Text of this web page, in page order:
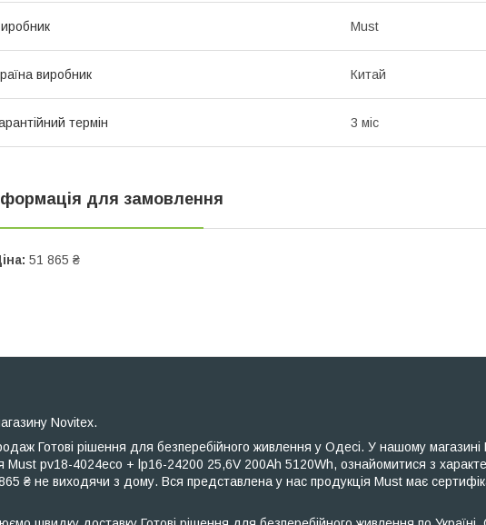
Must
виробник Китай
термін 3 міс
для замовлення
51 865 ₴
Novitex.
Готові рішення для безперебійного живлення у Одесі. У нашому магазині
Must pv18-4024eco + lp16-24200 25,6V 200Ah 5120Wh, ознайомитися з
₴ не виходячи з дому. Вся представлена ​​у нас продукція Must має